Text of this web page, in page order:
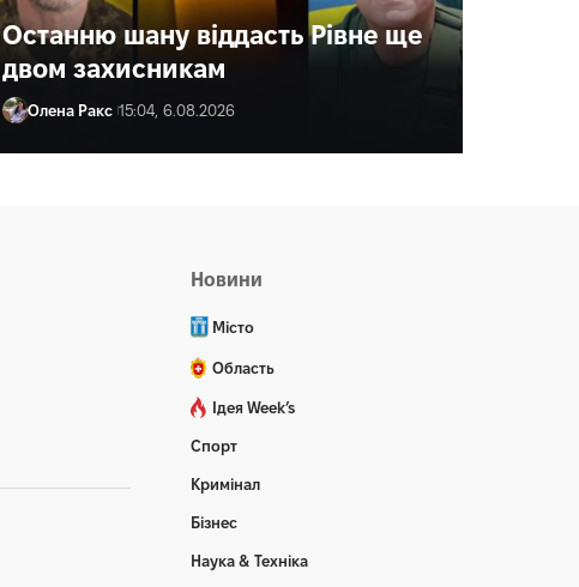
Останню шану віддасть Рівне ще
двом захисникам
Олена Ракс 15:04, 6.08.2026
Новини
Місто
Область
Ідея Week’s
Спорт
Кримінал
Бізнес
Наука & Техніка